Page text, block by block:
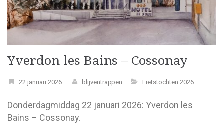
Yverdon les Bains – Cossonay
22 januari 2026 blijventrappen Fietstochten 2026
Donderdagmiddag 22 januari 2026: Yverdon les
Bains – Cossonay.